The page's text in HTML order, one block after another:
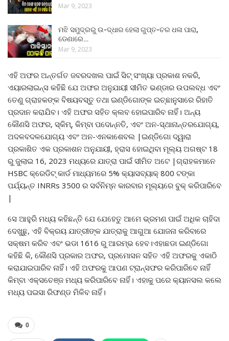
Mar 9, 2023
ମଝି ସମୁଦ୍ରରୁ ଉ-ଦ୍ଧାର ହେଲା ଗୁପ୍ତ-ଚର ଧଳା ପାରା,
ଡେଣାରେ…
Mar 9, 2023
ଏହି ଅଫର ଅନ୍ତର୍ଗତ ଜବରଦଖଲ ପାଇଁ ସିଟ୍ ସଂଖ୍ୟା ପ୍ରକାଶ ନକରି,
ଏୟାରଲାଇନ୍ସ କହିଛି ଯେ ଅଫର ଅନୁଯାୟୀ ସୀମିତ ଭଣ୍ଡାର ଉପଲବ୍ଧ ଏବଂ
ତେଣୁ ଗ୍ରାହକଙ୍କ ବିଷୟବସ୍ତୁ ତଥା ଇଣ୍ଡିଗୋଙ୍କ ଇଚ୍ଛାନୁସାରେ ରିହାତି
ପ୍ରଦାନ କରାଯିବ। ଏହି ଅଫର ସହିତ କ୍ଲବ ହୋଇପାରିବ ନାହିଁ। ଅନ୍ୟ
କୌଣସି ଅଫର, ସ୍କିମ୍, କିମ୍ବା ପଦୋନ୍ନତି, ଏବଂ ଅନ-ସ୍ଥାନାନ୍ତରଯୋଗ୍ୟ,
ଅଦଳବଦଳଯୋଗ୍ୟ ଏବଂ ଅନ-ଏନକାଶେବଲ |ଇଣ୍ଡିଗୋ ଦ୍ୱାରା
ପ୍ରକାଶିତ ଏକ ପ୍ରକାଶନ ଅନୁଯାୟୀ, ହ୍ରାସ ହୋଇଥିବା ମୂଲ୍ୟ ଅଗଷ୍ଟ 18
ରୁ ଜୁଲାଇ 16, 2023 ମଧ୍ୟରେ ଯାତ୍ରା ପାଇଁ ସୀମିତ ଅଟେ |ଗ୍ରାହକମାନେ
HSBC କ୍ରେଡିଟ୍ କାର୍ଡ ମାଧ୍ୟମରେ 5% କ୍ୟାସବ୍ୟାକ୍ 800 ଟଙ୍କା
ପର୍ଯ୍ୟନ୍ତ INRRs 3500 ର ସର୍ବନିମ୍ନ କାରବାର ମୂଲ୍ୟରେ ବୁକ୍ କରିପାରିବେ
|
ସେ ଆହୁରି ମଧ୍ୟ କହିଛନ୍ତି ଯେ ଯେହେତୁ ଆମେ ଭ୍ରମଣ ପାଇଁ ଅଧିକ ଚାହିଦା
ଦେଖୁଛୁ, ଏହି ବିକ୍ରୟ ଯାତ୍ରୀଙ୍କ ଯାତ୍ରାକୁ ଆଗୁଆ ଯୋଜନା କରିବାରେ
ସକ୍ଷମ କରିବ ଏବଂ ଭଡା 1616 ରୁ ଆରମ୍ଭ ହେବ।ଏହାଛଡା ଇଣ୍ଡିଗୋ
କହିଛି କି, କୌଣସି ପ୍ରକାର ଅଫର, ପ୍ରମୋସନ ସହିତ ଏହି ଅଫରକୁ ଏକାଠି
କରାଯାଇପାରିବ ନାହିଁ। ଏହି ଅଫରକୁ ଆପଣ ଟ୍ରାନ୍ସଫର କରିପାରିବେ ନାହିଁ
କିମ୍ବା ଏକ୍ସଚେଞ୍ଜ ମଧ୍ୟ କରିପାରିବେ ନାହିଁ। ଏହାକୁ ପରେ କ୍ୟାନସଲ କଲେ
ମଧ୍ୟ ପଇସା ରିଫଣ୍ଡ ମିଳିବ ନାହିଁ।
0